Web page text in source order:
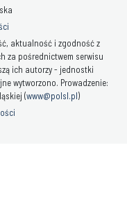
aktualność i zgodność z
za pośrednictwem serwisu
ich autorzy - jednostki
wytworzono. Prowadzenie:
(www@polsl.pl)